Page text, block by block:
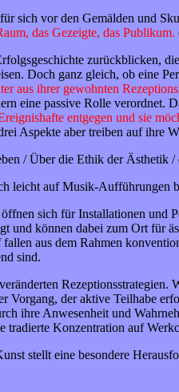
sich vor den Gemälden und
das Gezeigte, das Publikum.
zurückblicken,
Doch ganz gleich, ob eine
aus ihrer gewohnten
eine passive Rolle verordnet.
entgegen und sie
Aspekte aber treiben auf ihre
/ Über die Ethik der Ästhetik
leicht auf Musik-Aufführungen
sich für Installationen und
und können dabei zum Ort für
aus dem Rahmen
sind.
Vorgang, der aktive Teilhabe
ihre Anwesenheit und
Konzentration auf
stellt eine besondere